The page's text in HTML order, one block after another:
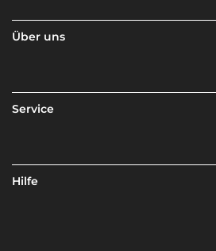
Über uns
Service
Hilfe